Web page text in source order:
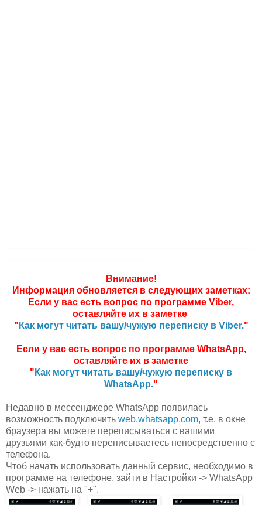
Внимание!
Информация обновляется в следующих заметках:
Если у вас есть вопрос по программе Viber,
оставляйте их в заметке
" Как могут читать вашу/чужую переписку в Viber."
Если у вас есть вопрос по программе WhatsApp,
оставляйте их в заметке
" Как могут читать вашу/чужую переписку в
WhatsApp."
Недавно в мессенджере WhatsApp появилась
возможность подключить web.whatsapp.com, т.е. в окне
браузера вы можете переписываться с вашими
друзьями как-будто переписываетесь непосредственно с
телефона.
Чтоб начать использовать данный сервис, необходимо в
программе на телефоне, зайти в Настройки -> WhatsApp
Web -> нажать на "+".